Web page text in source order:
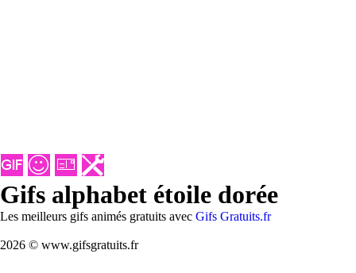
Gifs alphabet étoile dorée
Les meilleurs gifs animés gratuits avec Gifs Gratuits.fr
2026 © www.gifsgratuits.fr